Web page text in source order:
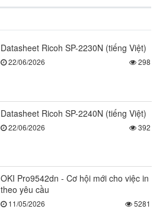
Datasheet Ricoh SP-2230N (tiếng Việt)
22/06/2026 298
Datasheet Ricoh SP-2240N (tiếng Việt)
22/06/2026 392
OKI Pro9542dn - Cơ hội mới cho việc in
theo yêu cầu
11/05/2026 5281